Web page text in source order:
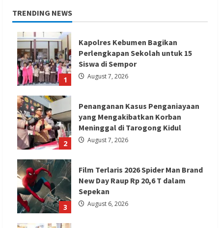
TRENDING NEWS
1
Kapolres Kebumen Bagikan
Perlengkapan Sekolah untuk 15
Siswa di Sempor
August 7, 2026
2
Penanganan Kasus Penganiayaan
yang Mengakibatkan Korban
Meninggal di Tarogong Kidul
August 7, 2026
3
Film Terlaris 2026 Spider Man Brand
New Day Raup Rp 20,6 T dalam
Sepekan
August 6, 2026